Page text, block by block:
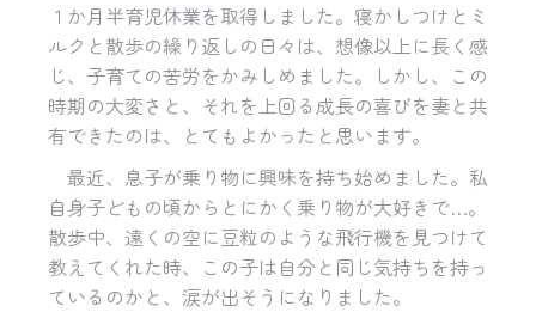
１か月半育児休業を取得しました。寝かしつけとミ
ルクと散歩の繰り返しの日々は、想像以上に長く感
じ、子育ての苦労をかみしめました。しかし、この
時期の大変さと、それを上回る成長の喜びを妻と共
有できたのは、とてもよかったと思います。
最近、息子が乗り物に興味を持ち始めました。私
自身子どもの頃からとにかく乗り物が大好きで…。
散歩中、遠くの空に豆粒のような飛行機を見つけて
教えてくれた時、この子は自分と同じ気持ちを持っ
ているのかと、涙が出そうになりました。